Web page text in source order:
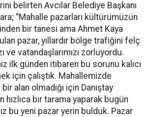
belirten Avcılar Belediye Başkanı
“Mahalle pazarları kültürümüzün
bir tanesi ama Ahmet Kaya
pazar, yıllardır bölge trafiğini felç
ve vatandaşlarımızı zorluyordu.
ilk günden itibaren bu sorunu kalıcı
için çalıştık. Mahallemizde
alan olmadığı için Danıştay
hızlıca bir tarama yaparak bugün
bu yeni pazar yerin bulduk. Pazar